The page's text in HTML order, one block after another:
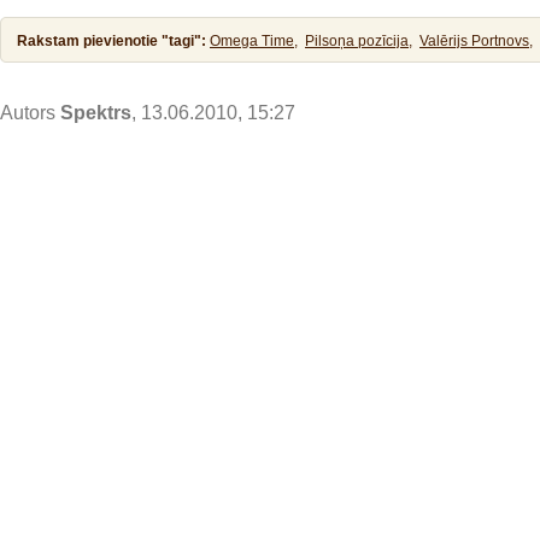
Rakstam pievienotie "tagi": Omega Time, Pilsoņa pozīcija, Valērijs Portnovs,
Autors Spektrs, 13.06.2010, 15:27